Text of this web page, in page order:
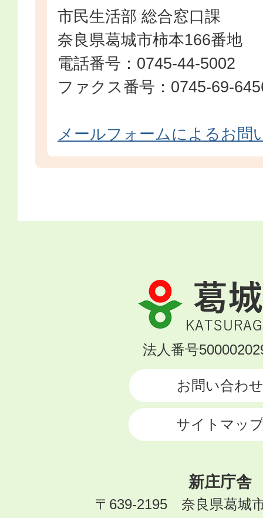
市民生活部 総合窓口課
奈良県葛城市柿本166番地
電話番号：0745-44-5002
ファクス番号：0745-69-
メールフォームによるお問
葛
城
市
KATSURAGI
法人番号
お問い合わせ
サイトマッ
新庄庁舎
〒639-2195 奈良県葛城